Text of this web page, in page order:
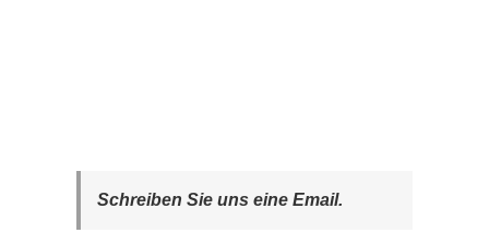
Schreiben Sie uns eine Email.